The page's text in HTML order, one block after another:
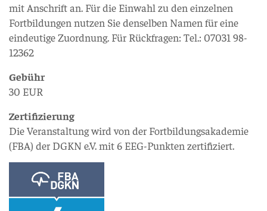
mit Anschrift an. Für die Einwahl zu den einzelnen
Fortbildungen nutzen Sie denselben Namen für eine
eindeutige Zuordnung. Für Rückfragen: Tel.: 07031 98-
12362
Gebühr
30 EUR
Zertifizierung
Die Veranstaltung wird von der Fortbildungsakademie
(FBA) der DGKN e.V. mit 6 EEG-Punkten zertifiziert.